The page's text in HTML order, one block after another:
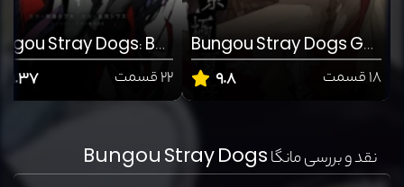
Bungou Stray Dogs Gaiden: Ayatsuji Yukito vs. Kyougoku Natsuhiko
اکشن رازآلود مانگا 18 قسمت 9.8
Bungou Stray Dogs: Beast
اکشن رازآلود 22 قسمت 9.37
نقد و بررسی مانگا Bungou Stray Dogs